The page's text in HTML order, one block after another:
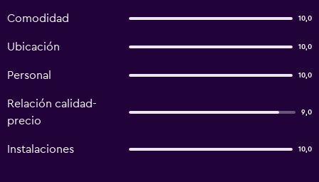
Comodidad 10,0
Ubicación 10,0
Personal 10,0
Relación calidad-
precio
9,0
Instalaciones 10,0